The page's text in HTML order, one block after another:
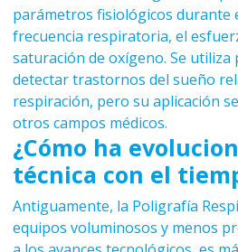
parámetros fisiológicos durante
frecuencia respiratoria, el
saturación de oxígeno. Se
detectar trastornos del sueño
respiración, pero su aplicación
otros campos médicos.
¿Cómo ha
técnica con el
Antiguamente, la Poligrafía
equipos voluminosos y menos